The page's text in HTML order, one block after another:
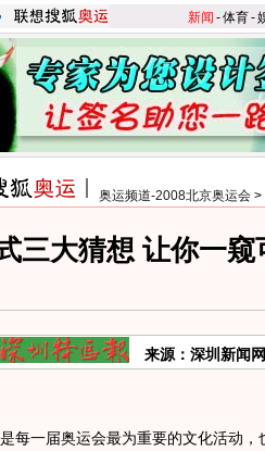
新闻 -体育-
奥运频道-2008北京奥运会 >
三大猜想 让你一
来源：深圳新闻
一届奥运会最为重要的文化活动，